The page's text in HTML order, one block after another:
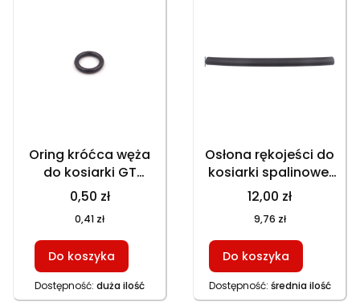
Oring króćca węża
do kosiarki GT
150NKS, GT 153NBKS,
GT 153NEKS, HKS
753NB, HKS 753NBE,
GT 146NKS, GT
146NEKS, GT 153NKS,
HKS 650N1, HKS 253NE
0,50 zł
0,41 zł
Do koszyka
Dostępność: duża ilość
Osłona rękojeści do
kosiarki spalinowej
GT 150NKS, GT
153NBKS, GT 153NEKS,
HKS 753NB, HKS
753NBE, HKS 246N,
HKS 246N1, HKS
246NE, HKS 253NE, GT
146NKS, GT 146NEKS,
12,00 zł
9,76 zł
Do koszyka
Dostępność: średnia ilość